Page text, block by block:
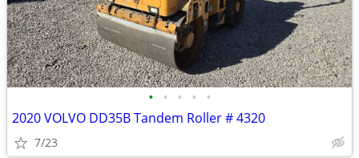
• • • • •
2020 VOLVO DD35B Tandem Roller # 4320
7/23